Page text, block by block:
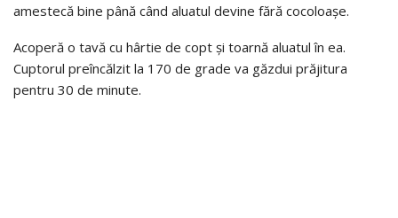
amestecă bine până când aluatul devine fără cocoloașe.
Acoperă o tavă cu hârtie de copt și toarnă aluatul în ea.
Cuptorul preîncălzit la 170 de grade va găzdui prăjitura
pentru 30 de minute.